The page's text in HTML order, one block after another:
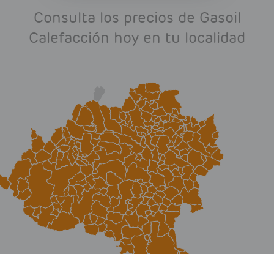
Consulta los precios de Gasoil
Calefacción hoy en tu localidad